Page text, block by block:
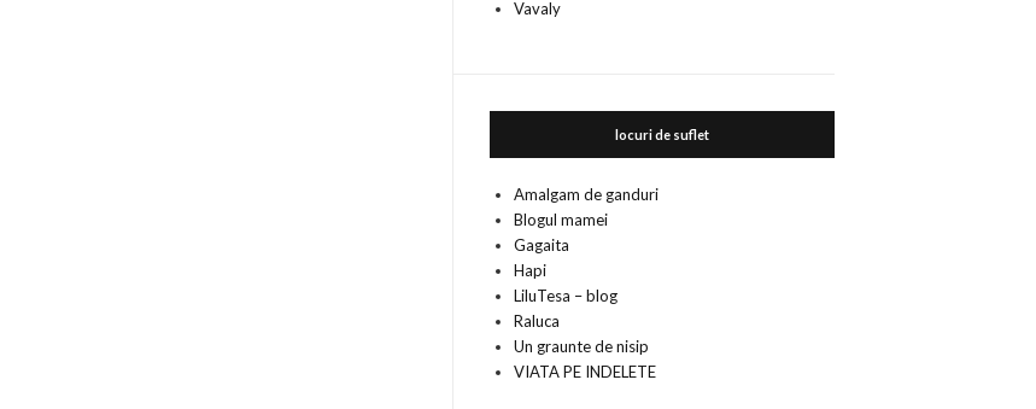
Vavaly
locuri de suflet
Amalgam de ganduri
Blogul mamei
Gagaita
Hapi
LiluTesa – blog
Raluca
Un graunte de nisip
VIATA PE INDELETE